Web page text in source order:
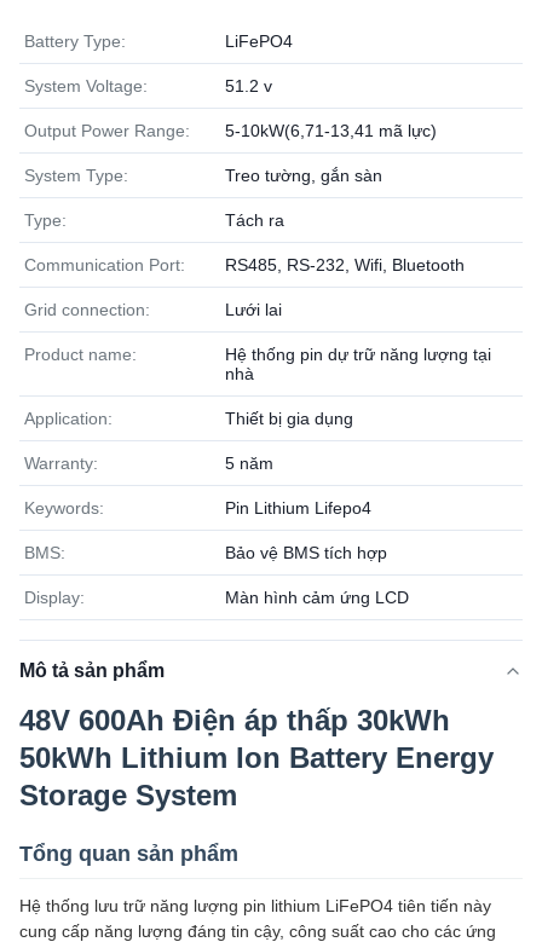
Battery Type: LiFePO4
System Voltage: 51.2 v
Output Power Range: 5-10kW(6,71-13,41 mã lực)
System Type: Treo tường, gắn sàn
Type: Tách ra
Communication Port: RS485, RS-232, Wifi, Bluetooth
Grid connection: Lưới lai
Product name:
Hệ thống pin dự trữ năng lượng tại
nhà
Application: Thiết bị gia dụng
Warranty: 5 năm
Keywords: Pin Lithium Lifepo4
BMS: Bảo vệ BMS tích hợp
Display: Màn hình cảm ứng LCD
Mô tả sản phẩm
48V 600Ah Điện áp thấp 30kWh
50kWh Lithium Ion Battery Energy
Storage System
Tổng quan sản phẩm
Hệ thống lưu trữ năng lượng pin lithium LiFePO4 tiên tiến này
cung cấp năng lượng đáng tin cậy, công suất cao cho các ứng